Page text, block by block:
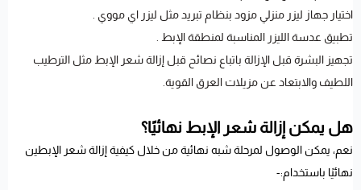
اختيار جهاز ليزر منزلي مزود بنظام تبريد مثل ليزر اي مووي .
تطبيق عدسة الليزر المناسبة لمنطقة الإبط .
تجهيز البشرة قبل الإزالة باتباع نصائح قبل إزالة شعر الإبط مثل الترطيب
اللطيف والابتعاد عن مزيلات العرق القوية.
هل يمكن إزالة شعر الإبط نهائيًا؟
نعم، يمكن الوصول لمرحلة شبه نهائية من خلال كيفية إزالة شعر الإبطين
نهائيًا باستخدام:-